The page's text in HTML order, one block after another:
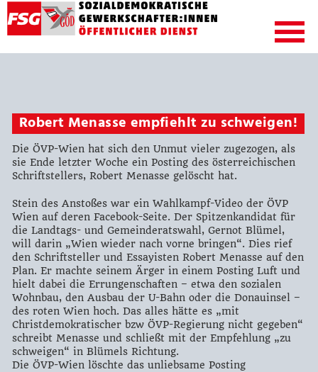
Robert Menasse empfiehlt zu schweigen!
Die ÖVP-Wien hat sich den Unmut vieler zugezogen, als
sie Ende letzter Woche ein Posting des österreichischen
Schriftstellers, Robert Menasse gelöscht hat.
Stein des Anstoßes war ein Wahlkampf-Video der ÖVP
Wien auf deren Facebook-Seite. Der Spitzenkandidat für
die Landtags- und Gemeinderatswahl, Gernot Blümel,
will darin „Wien wieder nach vorne bringen“. Dies rief
den Schriftsteller und Essayisten Robert Menasse auf den
Plan. Er machte seinem Ärger in einem Posting Luft und
hielt dabei die Errungenschaften – etwa den sozialen
Wohnbau, den Ausbau der U-Bahn oder die Donauinsel –
des roten Wien hoch. Das alles hätte es „mit
Christdemokratischer bzw ÖVP-Regierung nicht gegeben“
schreibt Menasse und schließt mit der Empfehlung „zu
schweigen“ in Blümels Richtung.
Die ÖVP-Wien löschte das unliebsame Posting